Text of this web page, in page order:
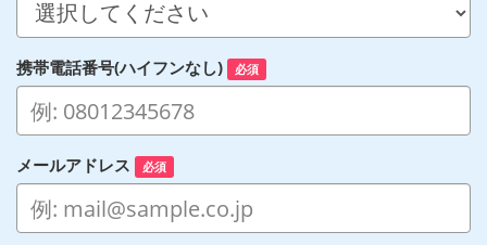
携帯電話番号(ハイフンなし) 必須
メールアドレス 必須